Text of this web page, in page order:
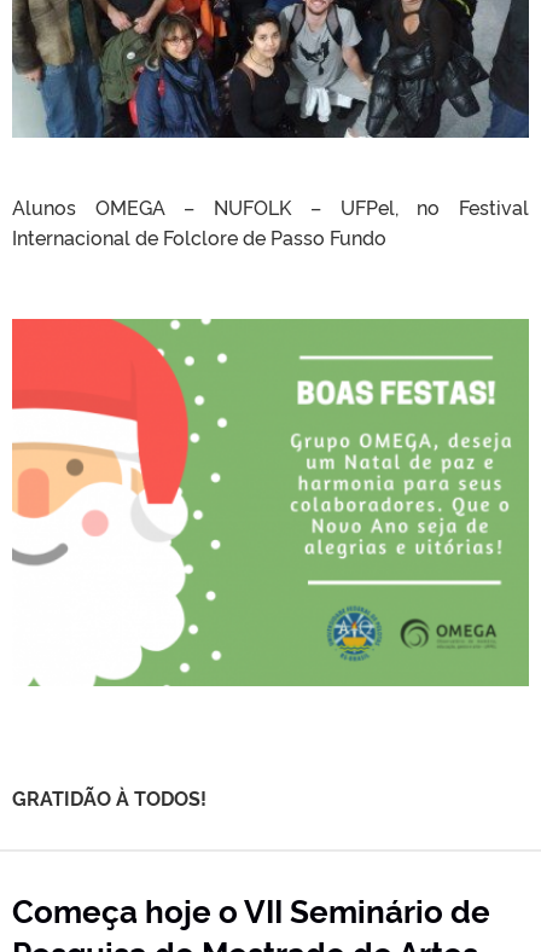
Alunos OMEGA – NUFOLK – UFPel, no Festival
Internacional de Folclore de Passo Fundo
GRATIDÃO À TODOS!
Começa hoje o VII Seminário de